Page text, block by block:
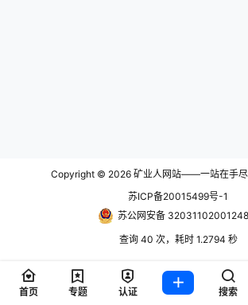
Copyright © 2026 矿业人网站——一站在手尽
苏ICP备20015499号-1
苏公网安备
查询 40 次，耗时 1.2794 秒
首页 专题 认证 搜索